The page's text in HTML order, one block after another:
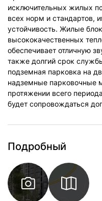
исключительных жилых
всех норм и
устойчивость. Жилые
высококачественных
обеспечивает отличную
также долгий срок
подземная парковка на
надземные парковочные
протяжении всего
будет сопровождаться
Подробный